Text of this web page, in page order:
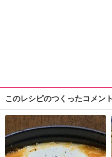
このレシピのつくったコメン